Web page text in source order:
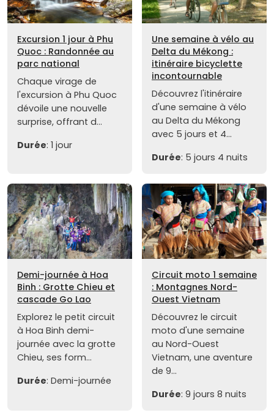
Excursion 1 jour à Phu
Quoc : Randonnée au
parc national
Chaque virage de
l'excursion à Phu Quoc
dévoile une nouvelle
surprise, offrant d...
Durée: 1 jour
Une semaine à vélo au
Delta du Mékong :
itinéraire bicyclette
incontournable
Découvrez l'itinéraire
d'une semaine à vélo
au Delta du Mékong
avec 5 jours et 4...
Durée: 5 jours 4 nuits
Demi-journée à Hoa
Binh : Grotte Chieu et
cascade Go Lao
Explorez le petit circuit
à Hoa Binh demi-
journée avec la grotte
Chieu, ses form...
Durée: Demi-journée
Circuit moto 1 semaine
: Montagnes Nord-
Ouest Vietnam
Découvrez le circuit
moto d'une semaine
au Nord-Ouest
Vietnam, une aventure
de 9...
Durée: 9 jours 8 nuits